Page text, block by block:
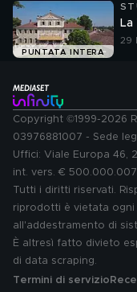
PUNTATA INTERA
La
29
Copyright ©1999-2026
03976881007 - Sede
Uffici: Viale Europa 46,
int. vers. €
Tutti i diritti riservati.
riprodotti è vietata
all'addestramento di
È altresì fatto divieto
di data scraping.
Termini di servizio